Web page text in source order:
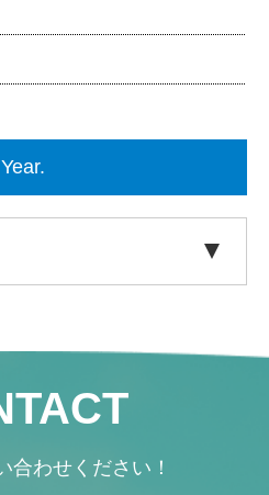
Year.
合わせください！